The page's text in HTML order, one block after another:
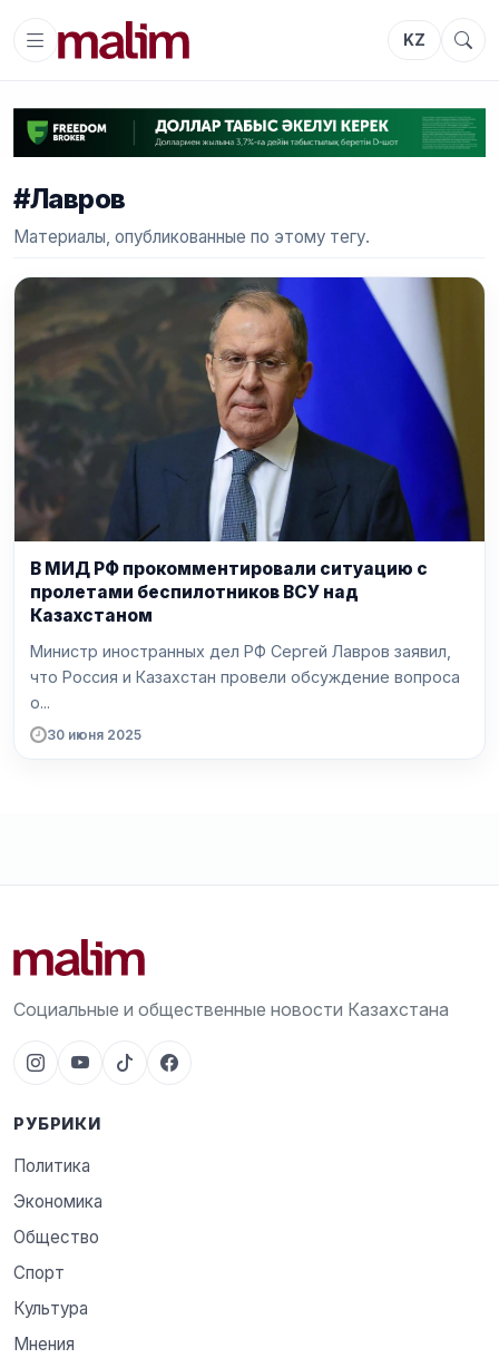
KZ
#Лавров
Материалы, опубликованные по этому тегу.
В МИД РФ прокомментировали ситуацию с
пролетами беспилотников ВСУ над
Казахстаном
Министр иностранных дел РФ Сергей Лавров заявил,
что Россия и Казахстан провели обсуждение вопроса
о...
30 июня 2025
Социальные и общественные новости Казахстана
РУБРИКИ
Политика
Экономика
Общество
Спорт
Культура
Мнения